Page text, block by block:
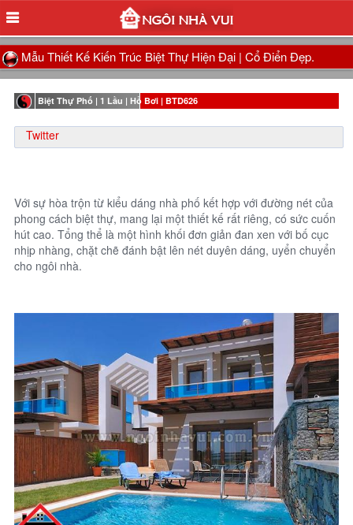
Mẫu Thiết Kế Kiến Trúc Biệt Thự Hiện Đại | Cổ Điển Đẹp.
Biệt Thự Phố | 1 Lầu | Hồ Bơi | BTD626
Twitter
Với sự hòa trộn từ kiểu dáng nhà phố kết hợp với đường nét của
phong cách biệt thự, mang lại một thiết kế rất riêng, có sức cuốn
hút cao. Tổng thể là một hình khối đơn giản đan xen với bố cục
nhịp nhàng, chặt chẽ đánh bật lên nét duyên dáng, uyển chuyển
cho ngôi nhà.